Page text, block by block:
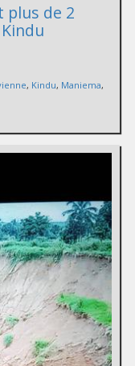
plus de 2
, Kindu, Maniema,